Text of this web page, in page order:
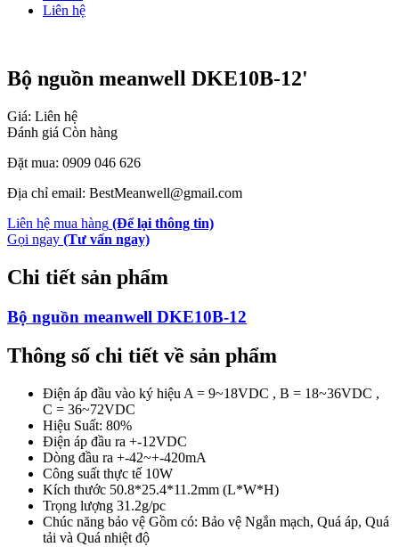
Liên hệ
Bộ nguồn meanwell DKE10B-12'
Giá: Liên hệ
Đánh giá Còn hàng
Đặt mua: 0909 046 626
Địa chỉ email: BestMeanwell@gmail.com
Liên hệ mua hàng (Để lại thông tin)
Gọi ngay (Tư vấn ngay)
Chi tiết sản phẩm
Bộ nguồn meanwell DKE10B-12
Thông số chi tiết về sản phẩm
Điện áp đầu vào ký hiệu A = 9~18VDC , B = 18~36VDC ,
C = 36~72VDC
Hiệu Suất: 80%
Điện áp đầu ra +-12VDC
Dòng đầu ra +-42~+-420mA
Công suất thực tế 10W
Kích thước 50.8*25.4*11.2mm (L*W*H)
Trọng lượng 31.2g/pc
Chúc năng bảo vệ Gồm có: Bảo vệ Ngắn mạch, Quá áp, Quá
tải và Quá nhiệt độ